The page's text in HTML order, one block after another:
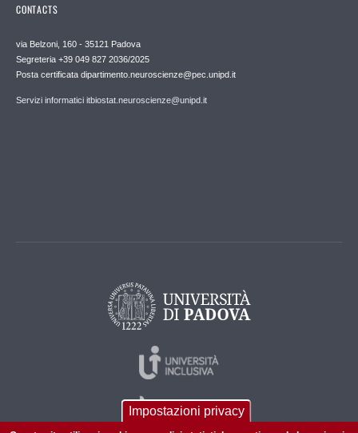
CONTACTS
via Belzoni, 160 - 35121 Padova
Segreteria +39 049 827 2036/2025
Posta certificata dipartimento.neuroscienze@pec.unipd.it
Servizi informatici itbiostat.neuroscienze@unipd.it
Impostazioni privacy